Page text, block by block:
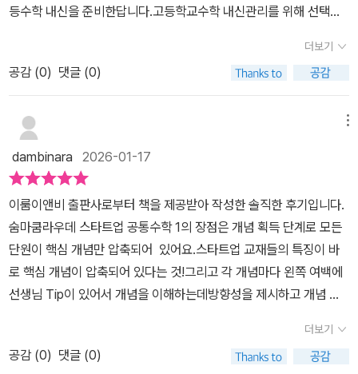
등수학 내신을 준비한답니다.​고등학교수학 내신관리를 위해 선택한
개념정리>개념문제>내신대비총 3단계를 통해 수학 개념은 물론고
등 내신까지 대비할 수 있더라고요.고1 수학 공수1 학습을 시작하기
전아이가 배울 내용을 쭉~ 살펴봤는데요.공통수학으로 바뀌면서 새
로 생긴 단원이 있더라고요.아이의 학년에 맞게 잘 선택해서 공부해
야겠어요. ^^​다항식의 연산, 항등식과 나머지정리, 인수분해복소수,
이차방정식, 이차함수와 이차방정식삼차방정식과 사차방정식, 연립
방정식연립 일차부등식, 이차부등식, 경우의 수순열, 조합, 행렬고등
수학은 중등과 다르게 그 양이 방대한듯하네요. ^^​​단원별로 정리되어
있는 개념을 공부해 볼 수 있었는데요.개념 설명을 해주면서보충 설
명이 필요한 부분은한 번 더 개념을 설명해 주니 좋더라고요.​고등수
학문제집스타트업 공통수학1.은단원별 개념 설명뿐만 아니라한 개념
한 개념씩 개념을 다시 풀어서 설명해 준답니다.또한풀어준 개념에
대한 문제를 제공해 줘서한 개념 한 개념을 완벽하게 내 것으로 만들
수 있더라고요.아이가 수학을 공부하면서학교 내신을 따로 준비할 수
더보기
공감 (0) 댓글 (0)
dambinara 2026-01-17
이룸이앤비 출판사로부터 책을 제공받아 작성한 솔직한 후기입니다.
숨마쿰라우데 스타트업 공통수학 1의 장점은 개념 획득 단계로 모든
단원이 핵심 개념만 압축되어 있어요.스타트업 교재들의 특징이 바
로 핵심 개념이 압축되어 있다는 것!그리고 각 개념마다 왼쪽 여백에
선생님 Tip이 있어서 개념을 이해하는데방향성을 제시하고 개념 아
개념을 반복해서 학습할 수 있다는 점이 숨마쿰라우데 스타트업 공통
수학 1의 첫 번째 장점이에요.숨마쿰라우데 스타트업 공통수학 1에
더보기
공감 (0) 댓글 (0)